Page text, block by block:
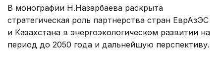
В монографии Н.Назарбаева раскрыта
стратегическая роль партнерства стран ЕврАзЭС
и Казахстана в энергоэкологическом развитии на
период до 2050 года и дальнейшую перспективу.